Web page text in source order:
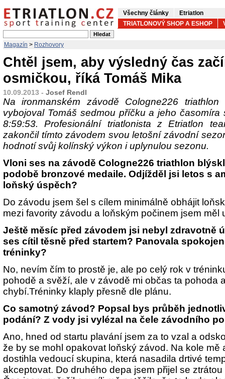
Všechny články
Etriatlon
TRIATLONOVÝ SHOP A ESHOP
Magazín > Rozhovory
Chtěl jsem, aby výsledný čas
osmičkou, říká Tomáš Mika
10.09.2013 - Josef Rendl
Na ironmanském závodě Cologne226
vybojoval Tomáš sedmou příčku a jeho
8:59:53. Profesionální triatlonista z Etriatlon
zakončil tímto závodem svou letošní závodní
hodnotí svůj kolínský výkon i uplynulou sezonu.
Vloni ses na závodě Cologne226 triathlon
podobě bronzové medaile. Odjížděl jsi letos s
loňský úspěch?
Do závodu jsem šel s cílem minimálně obhájit
mezi favority závodu a loňským počinem jsem
Ještě měsíc před závodem jsi nebyl zdravotně
ses cítil těsně před startem? Panovala
tréninky?
No, nevím čím to prostě je, ale po celý rok v
pohodě a svěží, ale v závodě mi občas ta pohoda
chybí.Tréninky klaply přesně dle plánu.
Co samotný závod? Popsal bys průběh
podání? Z vody jsi vylézal na čele závodního
Ano, hned od startu plavání jsem za to vzal a
že by se mohl opakovat loňský závod. Na kole mě
dostihla vedoucí skupina, která nasadila drtivé
akceptovat. Do druhého depa jsem přijel se